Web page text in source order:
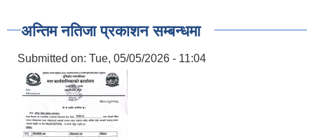
अन्तिम नतिजा प्रकाशन सम्बन्धमा
Submitted on: Tue, 05/05/2026 - 11:04